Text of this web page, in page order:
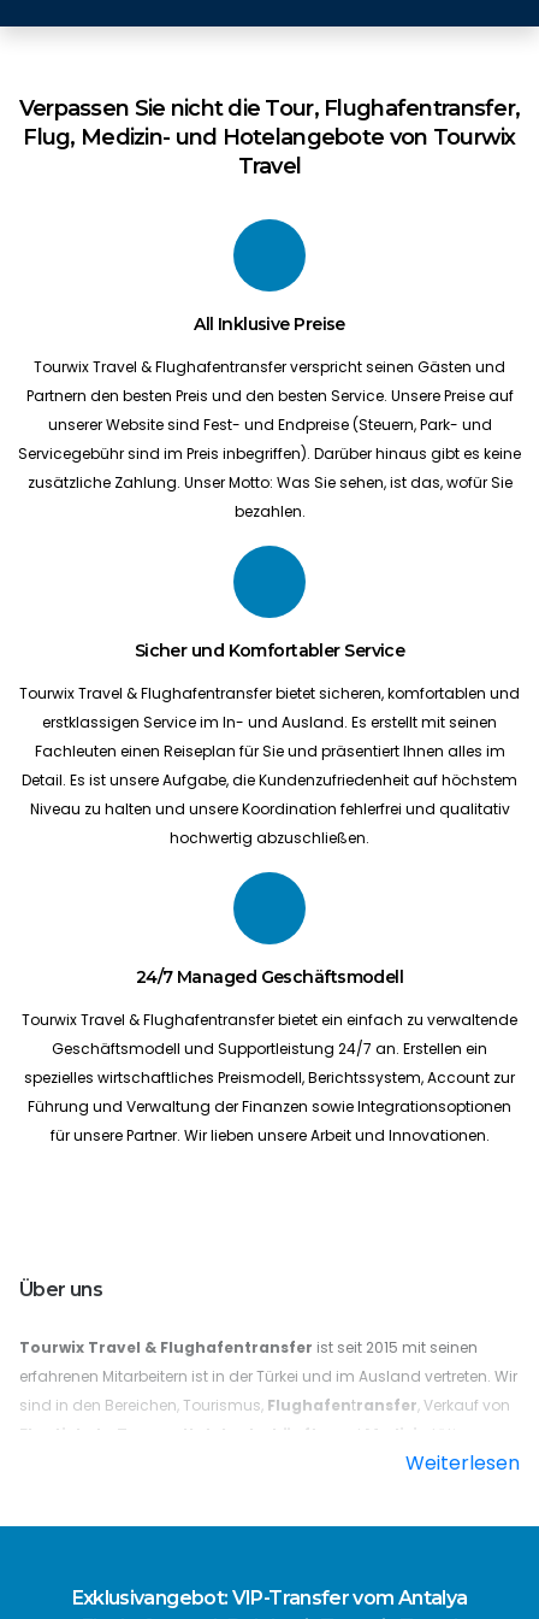
Verpassen Sie nicht die Tour, Flughafentransfer,
Flug, Medizin- und Hotelangebote von Tourwix
Travel
All Inklusive Preise
Tourwix Travel & Flughafentransfer verspricht seinen Gästen und
Partnern den besten Preis und den besten Service. Unsere Preise auf
unserer Website sind Fest- und Endpreise (Steuern, Park- und
Servicegebühr sind im Preis inbegriffen). Darüber hinaus gibt es keine
zusätzliche Zahlung. Unser Motto: Was Sie sehen, ist das, wofür Sie
bezahlen.
Sicher und Komfortabler Service
Tourwix Travel & Flughafentransfer bietet sicheren, komfortablen und
erstklassigen Service im In- und Ausland. Es erstellt mit seinen
Fachleuten einen Reiseplan für Sie und präsentiert Ihnen alles im
Detail. Es ist unsere Aufgabe, die Kundenzufriedenheit auf höchstem
Niveau zu halten und unsere Koordination fehlerfrei und qualitativ
hochwertig abzuschließen.
24/7 Managed Geschäftsmodell
Tourwix Travel & Flughafentransfer bietet ein einfach zu verwaltende
Geschäftsmodell und Supportleistung 24/7 an. Erstellen ein
spezielles wirtschaftliches Preismodell, Berichtssystem, Account zur
Führung und Verwaltung der Finanzen sowie Integrationsoptionen
für unsere Partner. Wir lieben unsere Arbeit und Innovationen.
Über uns
Tourwix Travel & Flughafentransfer ist seit 2015 mit seinen
erfahrenen Mitarbeitern ist in der Türkei und im Ausland vertreten. Wir
sind in den Bereichen, Tourismus, Flughafentransfer, Verkauf von
Flugtickets
Touren Hotelunterkünfte und Medizin
tätig.
Warum sollten Sie mit Tourwix einen Reiseplan erstellen? Da
beherrschen.
Weiterlesen
Exklusivangebot: VIP-Transfer vom Antalya